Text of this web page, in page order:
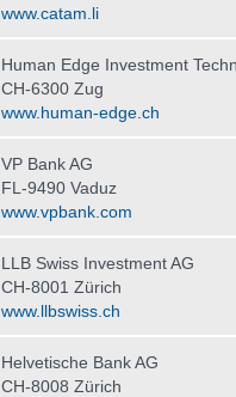
www.catam.li
Human Edge Investment
CH-6300 Zug
www.human-edge.ch
VP Bank AG
FL-9490 Vaduz
www.vpbank.com
LLB Swiss Investment AG
CH-8001 Zürich
www.llbswiss.ch
Helvetische Bank AG
CH-8008 Zürich